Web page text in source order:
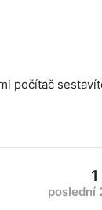
počítač
poslední